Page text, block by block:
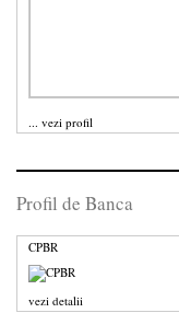
... vezi profil
Profil de Banca
CPBR
vezi detalii